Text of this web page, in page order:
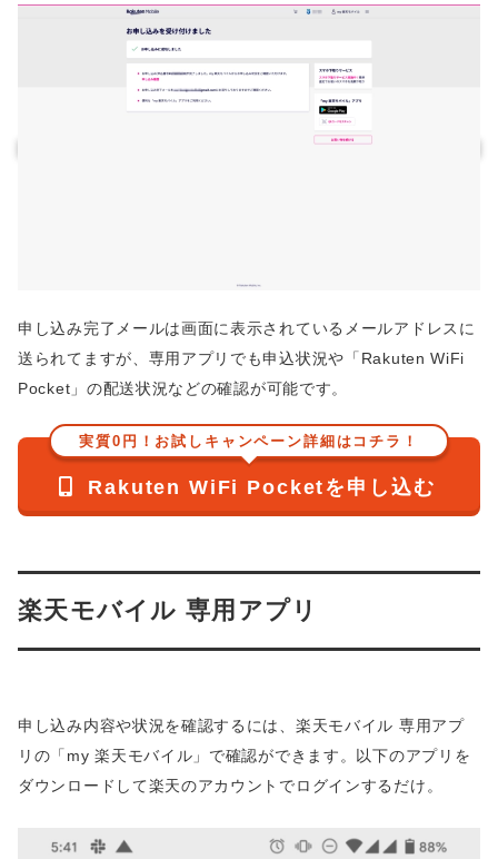
申し込み完了メールは画面に表示されているメールアドレスに
送られてますが、専用アプリでも申込状況や「Rakuten WiFi
Pocket」の配送状況などの確認が可能です。
実質0円！お試しキャンペーン詳細はコチラ！
Rakuten WiFi Pocketを申し込む
楽天モバイル 専用アプリ
申し込み内容や状況を確認するには、楽天モバイル 専用アプ
リの「my 楽天モバイル」で確認ができます。以下のアプリを
ダウンロードして楽天のアカウントでログインするだけ。